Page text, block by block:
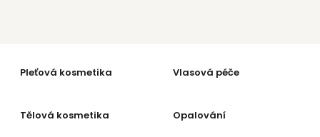
Pleťová kosmetika Vlasová péče
Tělová kosmetika Opalování